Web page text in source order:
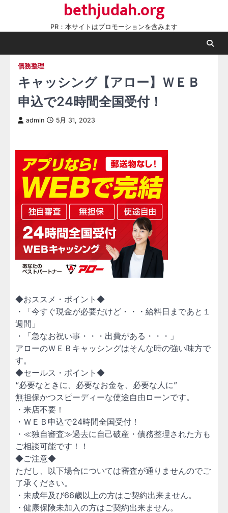
content
bethjudah.org
PR：本サイトはプロモーションを含みます
債務整理
キャッシング【アロー】ＷＥＢ
申込で24時間全国受付！
admin 5月 31, 2023
◆おススメ・ポイント◆
・「今すぐ現金が必要だけど・・・給料日まであと１
週間」
・「急なお祝い事・・・出費がある・・・」
アローのＷＥＢキャッシングはそんな時の強い味方で
す。
◆セールス・ポイント◆
“必要なときに、必要なお金を、必要な人に”
無担保かつスピーディーな使途自由ローンです。
・来店不要！
・ＷＥＢ申込で24時間全国受付！
・≪独自審査≫過去に自己破産・債務整理された方も
ご相談可能です！！
◆ご注意◆
ただし、以下場合については審査が通りませんのでご
了承ください。
・未成年及び66歳以上の方はご契約出来ません。
・健康保険未加入の方はご契約出来ません。